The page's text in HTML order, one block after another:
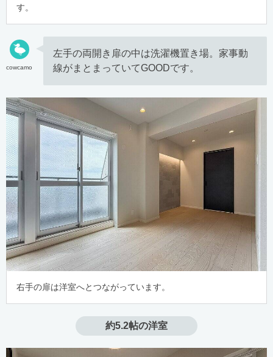
す。
cowcamo
左手の両開き扉の中は洗濯機置き場。家事動
線がまとまっていてGOODです。
右手の扉は洋室へとつながっています。
約5.2帖の洋室